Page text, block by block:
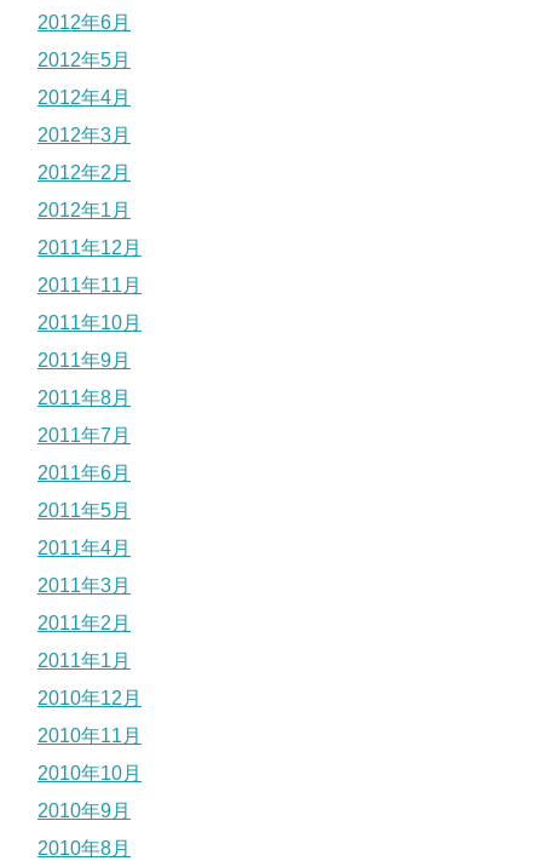
2012年6月
2012年5月
2012年4月
2012年3月
2012年2月
2012年1月
2011年12月
2011年11月
2011年10月
2011年9月
2011年8月
2011年7月
2011年6月
2011年5月
2011年4月
2011年3月
2011年2月
2011年1月
2010年12月
2010年11月
2010年10月
2010年9月
2010年8月